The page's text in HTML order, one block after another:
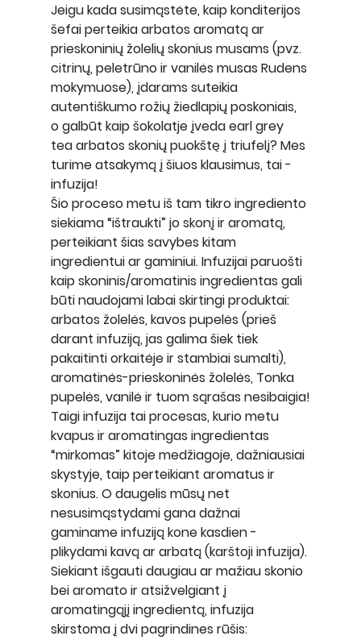
Jeigu kada susimąstėte, kaip konditerijos
šefai perteikia arbatos aromatą ar
prieskoninių žolelių skonius musams (pvz.
citrinų, peletrūno ir vanilės musas Rudens
mokymuose), įdarams suteikia
autentiškumo rožių žiedlapių poskoniais,
o galbūt kaip šokolatje įveda earl grey
tea arbatos skonių puokštę į triufelį? Mes
turime atsakymą į šiuos klausimus, tai -
infuzija!
Šio proceso metu iš tam tikro ingrediento
siekiama “ištraukti” jo skonį ir aromatą,
perteikiant šias savybes kitam
ingredientui ar gaminiui. Infuzijai paruošti
kaip skoninis/aromatinis ingredientas gali
būti naudojami labai skirtingi produktai:
arbatos žolelės, kavos pupelės (prieš
darant infuziją, jas galima šiek tiek
pakaitinti orkaitėje ir stambiai sumalti),
aromatinės-prieskoninės žolelės, Tonka
pupelės, vanilė ir tuom sąrašas nesibaigia!
Taigi infuzija tai procesas, kurio metu
kvapus ir aromatingas ingredientas
“mirkomas” kitoje medžiagoje, dažniausiai
skystyje, taip perteikiant aromatus ir
skonius. O daugelis mūsų net
nesusimąstydami gana dažnai
gaminame infuziją kone kasdien -
plikydami kavą ar arbatą (karštoji infuzija).
Siekiant išgauti daugiau ar mažiau skonio
bei aromato ir atsižvelgiant į
aromatingąjį ingredientą, infuzija
skirstoma į dvi pagrindines rūšis: